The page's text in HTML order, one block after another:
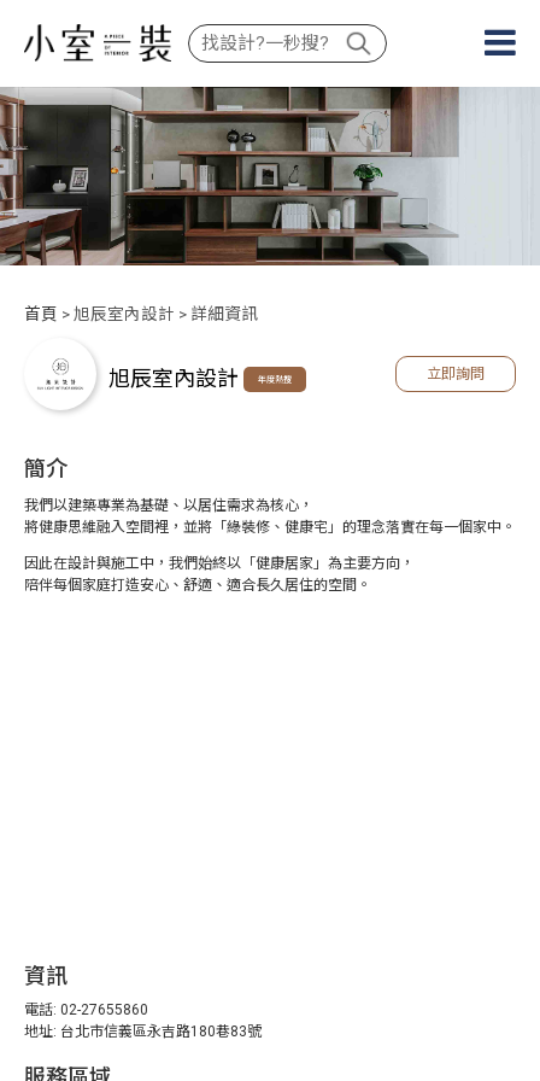
首頁 > 旭辰室內設計 > 詳細資訊
旭辰室內設計 年度熱搜 立即詢問
簡介
我們以建築專業為基礎、以居住需求為核心，
將健康思維融入空間裡，並將「綠裝修、健康宅」的理念落實在每一個家中。
因此在設計與施工中，我們始終以「健康居家」為主要方向，
陪伴每個家庭打造安心、舒適、適合長久居住的空間。
資訊
電話: 02-27655860
地址: 台北市信義區永吉路180巷83號